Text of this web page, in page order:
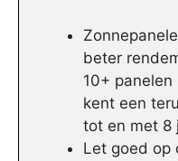
beter
10+
kent een
tot en met 8
Let goed op